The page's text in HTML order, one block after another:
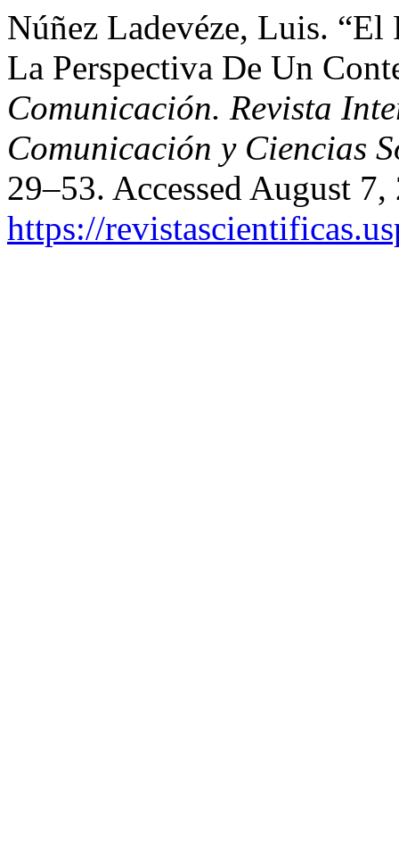
Núñez Ladevéze, Luis. “El
La Perspectiva De Un
Comunicación. Revista
Comunicación y Ciencias
29–53. Accessed August 7,
https://